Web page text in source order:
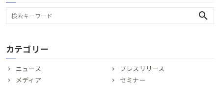
search
カテゴリー
ニュース
プレスリリース
メディア
セミナー